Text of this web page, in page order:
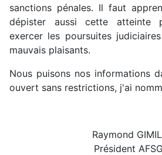
sanctions pénales. Il faut
dépister aussi cette atteinte
exercer les poursuites
mauvais plaisants.
Nous puisons nos informations
ouvert sans restrictions, j'ai
Raymond
Président